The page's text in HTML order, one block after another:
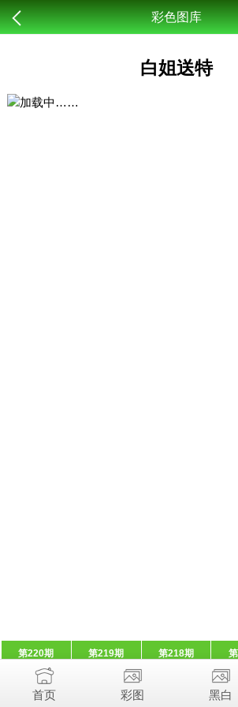
彩色图库
白姐送特
第220期 第219期 第218期
首页 彩图 黑白